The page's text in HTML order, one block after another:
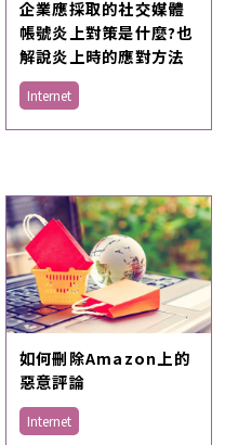
企業應採取的社交媒體
帳號炎上對策是什麼?也
解說炎上時的應對方法
Internet
如何刪除Amazon上的
惡意評論
Internet